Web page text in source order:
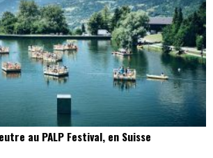
au PALP Festival, en Suisse